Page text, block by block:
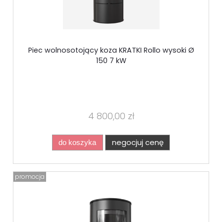
Piec wolnosotojący koza KRATKI Rollo wysoki Ø
150 7 kW
4 800,00 zł
do koszyka negocjuj cenę
promocja